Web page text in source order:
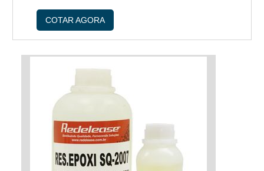
ionica preço justo, é possível aumentar a
capacidade de troca iônica, melhorando a
eficiência do processo e reduzindo os custos
operacionais. Além disso, a Reaton oferece
um serviço de manutenção preventiva,
resinas iônicas.A EMPRESA MAIS
QUALIFICADA DO SEGMENTOA empresa conta
com uma equipe altamente qualificada e
equipamentos de última geração, garantindo a
qualidade e segurança do serviço prestado.
COTAR AGORA